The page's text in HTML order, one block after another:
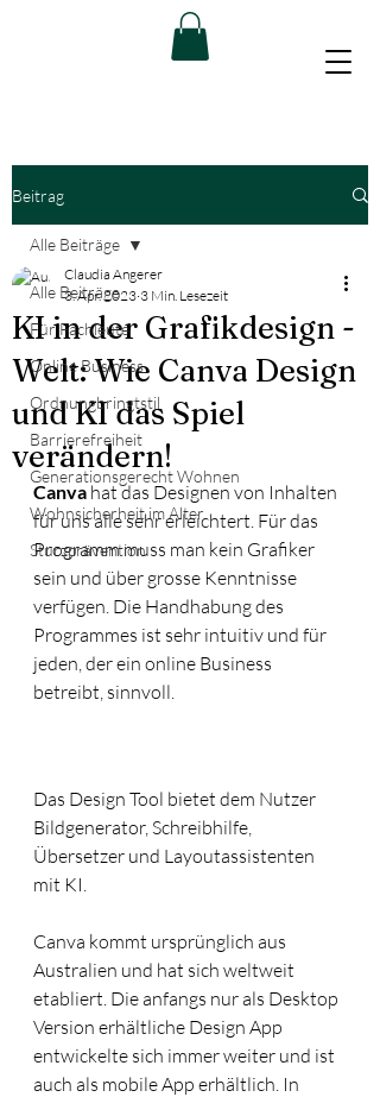
Beitrag
Alle Beiträge
Für Fachleute
Online Business
Ordnungbringtstil
Barrierefreiheit
Generationsgerecht Wohnen
Wohnsicherheit im Alter
Sturzprävention
Alle Beiträge
KI in der Grafikdesign -
Welt: Wie Canva Design
und KI das Spiel
verändern!
Claudia Angerer
3. Apr. 2023 3 Min. Lesezeit
Canva hat das Designen von Inhalten
für uns alle sehr erleichtert. Für das
Programm muss man kein Grafiker
sein und über grosse Kenntnisse
verfügen. Die Handhabung des
Programmes ist sehr intuitiv und für
jeden, der ein online Business
betreibt, sinnvoll.
Das Design Tool bietet dem Nutzer
Bildgenerator, Schreibhilfe,
Übersetzer und Layoutassistenten
mit KI.
Canva kommt ursprünglich aus
Australien und hat sich weltweit
etabliert. Die anfangs nur als Desktop
Version erhältliche Design App
entwickelte sich immer weiter und ist
auch als mobile App erhältlich. In